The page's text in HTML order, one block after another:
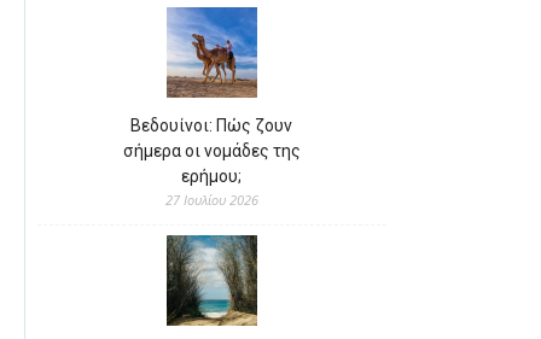
Βεδουίνοι: Πώς ζουν
σήμερα οι νομάδες της
ερήμου;
27 Ιουλίου 2026